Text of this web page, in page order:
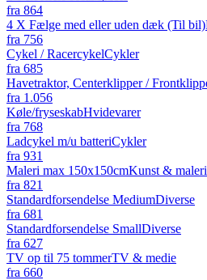
fra 864
4 X Fælge med eller uden dæk (Til bil)
fra 756
Cykel / RacercykelCykler
fra 685
Havetraktor, Centerklipper /
fra 1.056
Køle/fryseskabHvidevarer
fra 768
Ladcykel m/u batteriCykler
fra 931
Maleri max 150x150cmKunst &
fra 821
Standardforsendelse MediumDiverse
fra 681
Standardforsendelse SmallDiverse
fra 627
TV op til 75 tommerTV & medie
fra 660